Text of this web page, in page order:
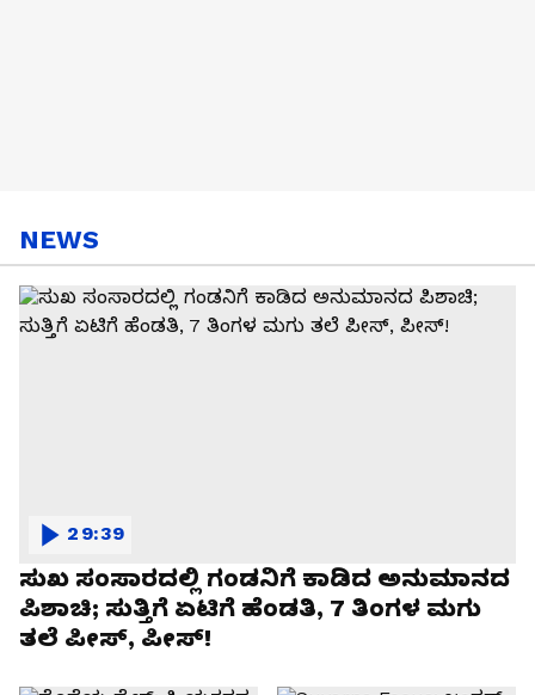
NEWS
ಸುಖ ಸಂಸಾರದಲ್ಲಿ ಗಂಡನಿಗೆ ಕಾಡಿದ ಅನುಮಾನದ
ಪಿಶಾಚಿ; ಸುತ್ತಿಗೆ ಏಟಿಗೆ ಹೆಂಡತಿ, 7 ತಿಂಗಳ ಮಗು
ತಲೆ ಪೀಸ್, ಪೀಸ್!
29:39